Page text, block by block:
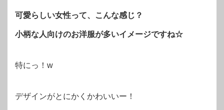
可愛らしい女性って、こんな感じ？
小柄な人向けのお洋服が多いイメージですね☆
特にっ！w
デザインがとにかくかわいいー！